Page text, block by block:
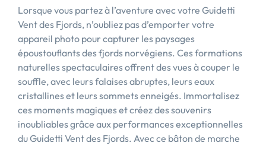
Lorsque vous partez à l’aventure avec votre Guidetti
Vent des Fjords, n’oubliez pas d’emporter votre
appareil photo pour capturer les paysages
époustouflants des fjords norvégiens. Ces formations
naturelles spectaculaires offrent des vues à couper le
souffle, avec leurs falaises abruptes, leurs eaux
cristallines et leurs sommets enneigés. Immortalisez
ces moments magiques et créez des souvenirs
inoubliables grâce aux performances exceptionnelles
du Guidetti Vent des Fjords. Avec ce bâton de marche